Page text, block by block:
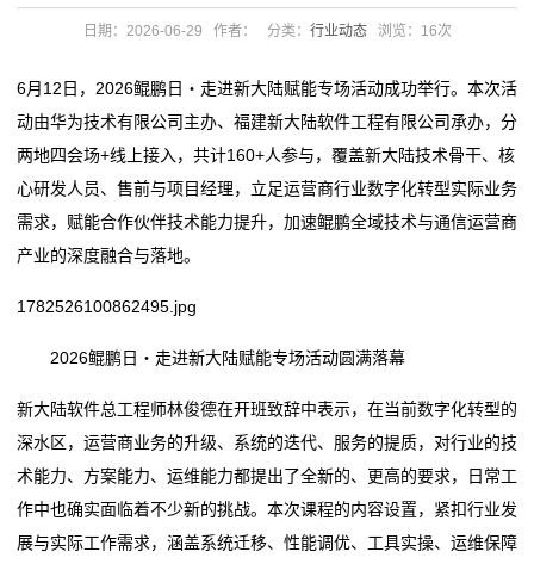
三大电信运营商被指“新
解
工商银行常州分行多维赋能网点运营 质效提档升级
打通数据、释放效能，中国电信翼支付全链路数据运营
实践
以“共建·共融·共赢”为核打造泉台融合运营标杆
容联云：为城商行打造“企业级大运营体系”的实践路径
运营
现价值跃迁
三大电信运营商被指“新
更换套餐阻碍重重 运营商“新老用户不同权”问题如何破
解
工商银行常州分行多维赋能网点运营 质效提档升级
打通数据、释放效能，中国电信翼支付全链路数据运营
实践
黑龙江省属重点产业企业运营态势持续向好
全国首条跨省共建共管共运营市域铁路宁马线开展初期
运营
日期：2026-06-29 作者： 分类： 行业动态 浏览： 16次
6月12日，2026鲲鹏日・走进新大陆赋能专场活动成功举行。本次活
动由华为技术有限公司主办、福建新大陆软件工程有限公司承办，分
两地四会场+线上接入，共计160+人参与，覆盖新大陆技术骨干、核
心研发人员、售前与项目经理，立足运营商行业数字化转型实际业务
需求，赋能合作伙伴技术能力提升，加速鲲鹏全域技术与通信运营商
产业的深度融合与落地。
1782526100862495.jpg
2026鲲鹏日・走进新大陆赋能专场活动圆满落幕
新大陆软件总工程师林俊德在开班致辞中表示，在当前数字化转型的
深水区，运营商业务的升级、系统的迭代、服务的提质，对行业的技
术能力、方案能力、运维能力都提出了全新的、更高的要求，日常工
作中也确实面临着不少新的挑战。本次课程的内容设置，紧扣行业发
展与实际工作需求，涵盖系统迁移、性能调优、工具实操、运维保障
seo